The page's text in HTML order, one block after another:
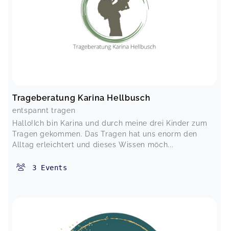
Trageberatung Karina Hellbusch
entspannt tragen
Hallo!Ich bin Karina und durch meine drei Kinder zum
Tragen gekommen. Das Tragen hat uns enorm den
Alltag erleichtert und dieses Wissen möch...
3 Events